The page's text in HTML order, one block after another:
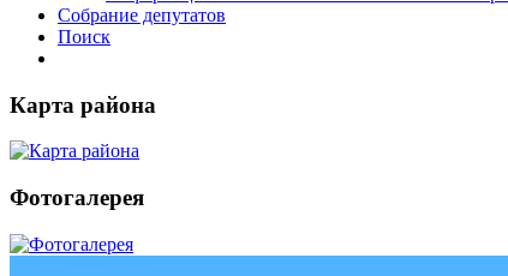
Собрание депутатов
Поиск
Карта района
Фотогалерея